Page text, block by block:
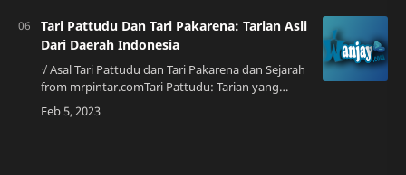
Tari Pattudu Dan Tari Pakarena: Tarian Asli
Dari Daerah Indonesia
√ Asal Tari Pattudu dan Tari Pakarena dan Sejarah
from mrpintar.comTari Pattudu: Tarian yang
Menggambarkan Kehidupan Laut Tari Pattudu
adalah tarian tradisional yang berasal dar…